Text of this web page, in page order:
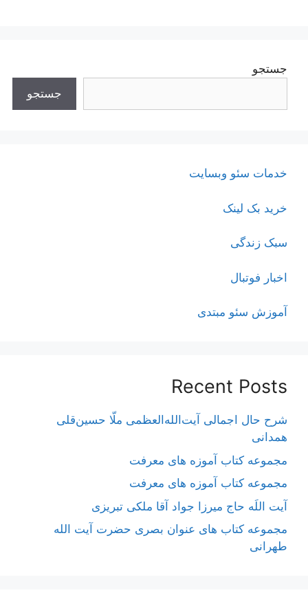
جستجو
جستجو
خدمات سئو وبسایت
خرید بک لینک
سبک زندگی
اخبار فوتبال
آموزش سئو مبتدی
Recent Posts
شرح حال اجمالی آیت‌الله‌العظمی ملّا حسین‌قلی
همدانی
مجموعه کتاب آموزه های معرفت
مجموعه کتاب آموزه های معرفت
آیت اللَه حاج میرزا جواد آقا ملکی تبریزی
مجموعه کتاب های عنوان بصری حضرت آیت الله
طهرانی